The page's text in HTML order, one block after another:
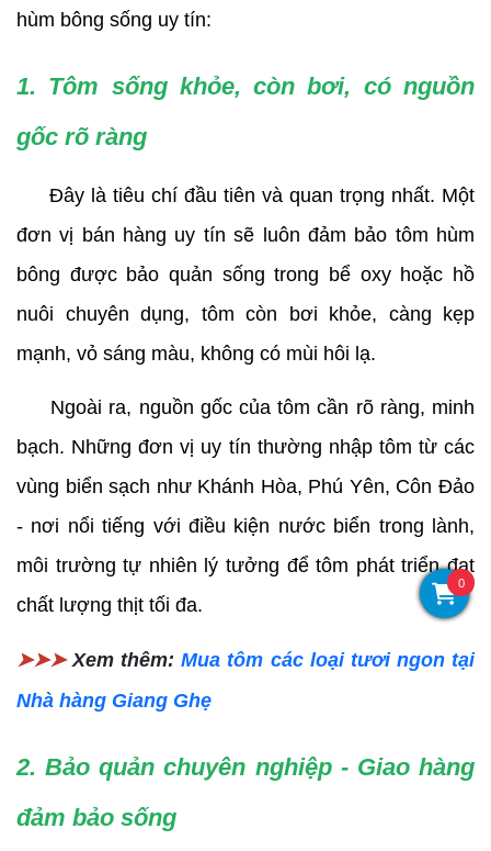
hùm bông sống uy tín:
1. Tôm sống khỏe, còn bơi, có nguồn
gốc rõ ràng
Đây là tiêu chí đầu tiên và quan trọng nhất. Một
đơn vị bán hàng uy tín sẽ luôn đảm bảo tôm hùm
bông được bảo quản sống trong bể oxy hoặc hồ
nuôi chuyên dụng, tôm còn bơi khỏe, càng kẹp
mạnh, vỏ sáng màu, không có mùi hôi lạ.
Ngoài ra, nguồn gốc của tôm cần rõ ràng, minh
bạch. Những đơn vị uy tín thường nhập tôm từ các
vùng biển sạch như Khánh Hòa, Phú Yên, Côn Đảo
- nơi nổi tiếng với điều kiện nước biển trong lành,
môi trường tự nhiên lý tưởng để tôm phát triển đạt
chất lượng thịt tối đa.
➤➤➤Xem thêm:Mua tôm các loại tươi ngon tại
Nhà hàng Giang Ghẹ
2. Bảo quản chuyên nghiệp - Giao hàng
đảm bảo sống
0